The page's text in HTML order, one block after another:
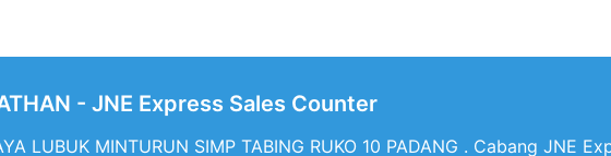
- JNE Express Sales Counter
LUBUK MINTURUN SIMP TABING RUKO 10 PADANG . Cabang JNE